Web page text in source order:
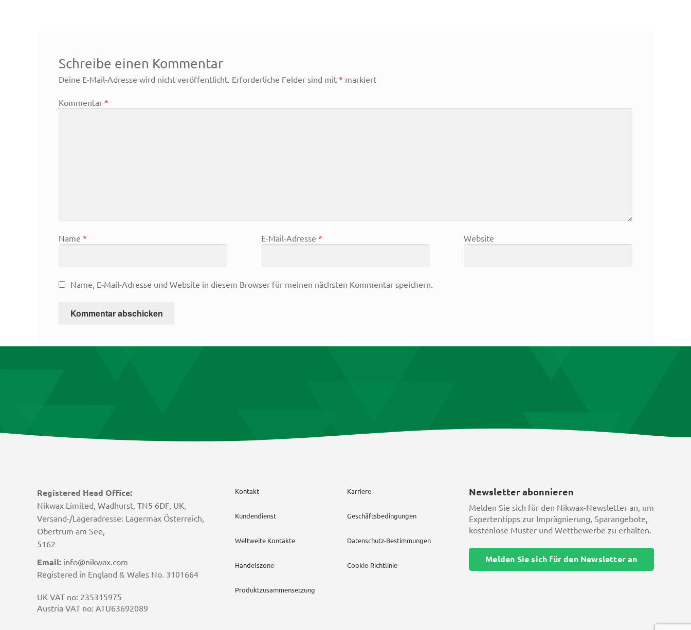
Schreibe einen Kommentar
Deine E-Mail-Adresse wird nicht veröffentlicht. Erforderliche Felder sind mit * markiert
Kommentar *
Name * E-Mail-Adresse * Website
Name, E-Mail-Adresse und Website in diesem Browser für meinen nächsten Kommentar speichern.
Registered Head Office:
Nikwax Limited, Wadhurst, TN5 6DF, UK,
Versand-/Lageradresse: Lagermax Österreich,
Obertrum am See,
5162
Email: info@nikwax.com
Registered in England & Wales No. 3101664
UK VAT no: 235315975
Austria VAT no: ATU63692089
Kontakt
Kundendienst
Weltweite Kontakte
Handelszone
Produktzusammensetzung
Karriere
Geschäftsbedingungen
Datenschutz-Bestimmungen
Cookie-Richtlinie
Newsletter abonnieren
Melden Sie sich für den Nikwax-Newsletter an, um
Expertentipps zur Imprägnierung, Sparangebote,
kostenlose Muster und Wettbewerbe zu erhalten.
Melden Sie sich für den Newsletter an